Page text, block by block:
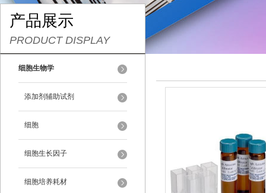
产品展示
PRODUCT DISPLAY
细胞生物学
添加剂辅助试剂
细胞
细胞生长因子
细胞培养耗材